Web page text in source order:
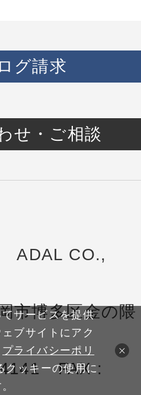
サービスを提供
ブサイトにアク
プライバシーポリ
クッキーの使用に
グ請求
せ・ご相談
ADAL CO.,
市博多区金の隈
FAX :